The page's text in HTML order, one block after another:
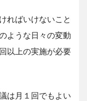
ればいけないこと
ような日々の変動
以上の実施が必要
は月１回でもよい